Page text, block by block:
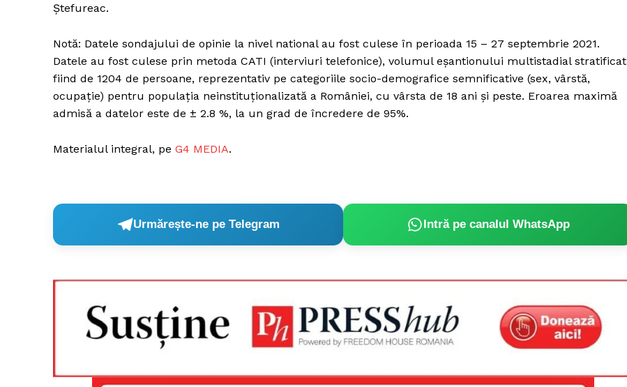
PRESShub
Proiecte editoriale
Ștefureac.
Notă: Datele sondajului de opinie la nivel national au fost culese în perioada 15 – 27 septembrie 2021.
Datele au fost culese prin metoda CATI (interviuri telefonice), volumul eșantionului multistadial stratificat
fiind de 1204 de persoane, reprezentativ pe categoriile socio-demografice semnificative (sex, vârstă,
ocupație) pentru populația neinstituționalizată a României, cu vârsta de 18 ani și peste. Eroarea maximă
admisă a datelor este de ± 2.8 %, la un grad de încredere de 95%.
Materialul integral, pe G4 MEDIA.
Urmărește-ne pe Telegram Intră pe canalul WhatsApp